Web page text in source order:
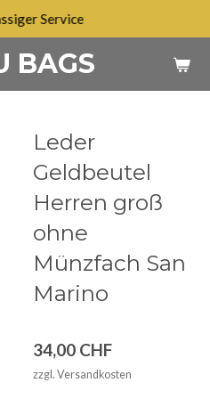
BAGS
Service
Leder
Geldbeutel
Herren groß
ohne
Münzfach San
Marino
34,00 CHF
zzgl. Versandkosten